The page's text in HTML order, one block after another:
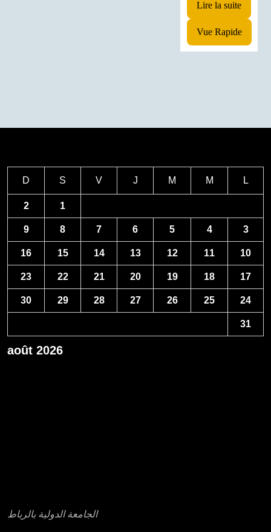
Lire la suite
Vue Rapide
août 2026
L
M
M
J
V
S
D
1
2
3
4
5
6
7
8
9
10
11
12
13
14
15
16
17
18
19
20
21
22
23
24
25
26
27
28
29
30
31
الجامعة الدولية بالرباط